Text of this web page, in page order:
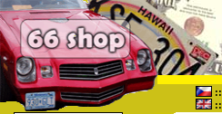
::
::